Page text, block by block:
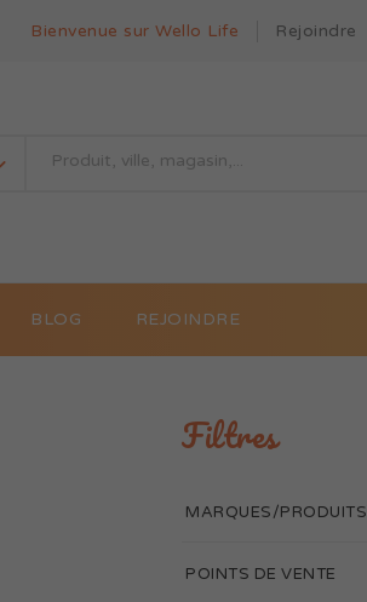
Rejoindre
Bienvenue sur Wello Life
BLOG REJOINDRE
Filtres
MARQUES/PRODUITS
POINTS DE VENTE